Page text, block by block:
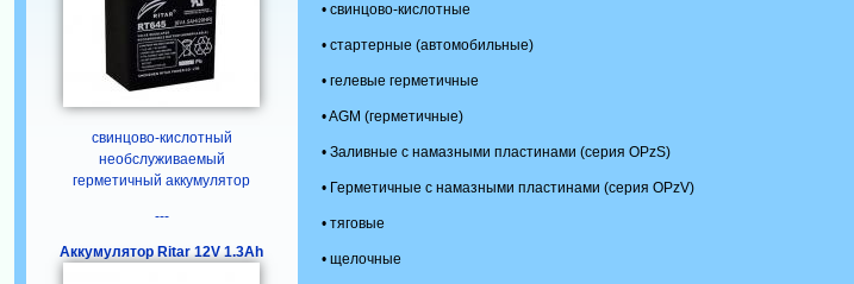
свинцово-кислотный
необслуживаемый
герметичный аккумулятор
---
Аккумулятор Ritar 12V 1.3Ah
• свинцово-кислотные
• стартерные (автомобильные)
• гелевые герметичные
• AGM (герметичные)
• Заливные с намазными пластинами (серия OPzS)
• Герметичные с намазными пластинами (серия OPzV)
• тяговые
• щелочные